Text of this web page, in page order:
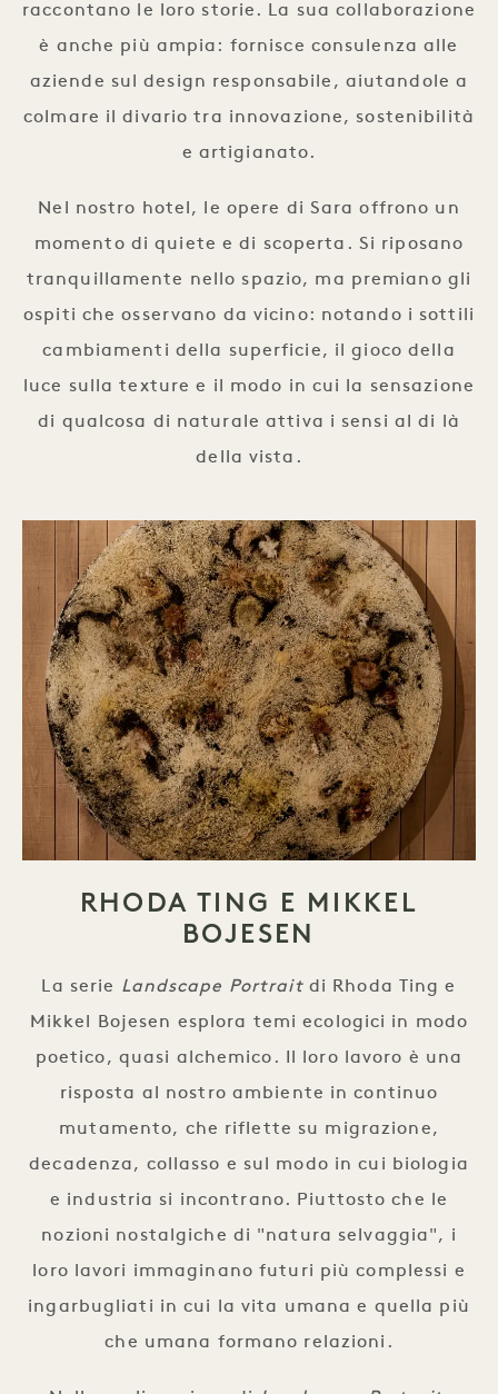
raccontano le loro storie. La sua collaborazione
è anche più ampia: fornisce consulenza alle
aziende sul design responsabile, aiutandole a
colmare il divario tra innovazione, sostenibilità
e artigianato.
Nel nostro hotel, le opere di Sara offrono un
momento di quiete e di scoperta. Si riposano
tranquillamente nello spazio, ma premiano gli
ospiti che osservano da vicino: notando i sottili
cambiamenti della superficie, il gioco della
luce sulla texture e il modo in cui la sensazione
di qualcosa di naturale attiva i sensi al di là
della vista.
RHODA TING E MIKKEL
BOJESEN
La serie Landscape Portraitdi Rhoda Ting e
Mikkel Bojesen esplora temi ecologici in modo
poetico, quasi alchemico. Il loro lavoro è una
risposta al nostro ambiente in continuo
mutamento, che riflette su migrazione,
decadenza, collasso e sul modo in cui biologia
e industria si incontrano. Piuttosto che le
nozioni nostalgiche di "natura selvaggia", i
loro lavori immaginano futuri più complessi e
ingarbugliati in cui la vita umana e quella più
che umana formano relazioni.